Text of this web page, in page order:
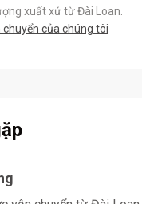
xuất xứ từ Đài Loan.
của chúng tôi